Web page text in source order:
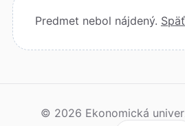
Predmet nebol nájdený.
© 2026 Ekonomická